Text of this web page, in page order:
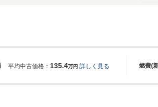
燃費(
平均中古価格： 135.4万円 詳しく見る